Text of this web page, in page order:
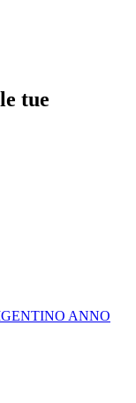
tue
ANNO